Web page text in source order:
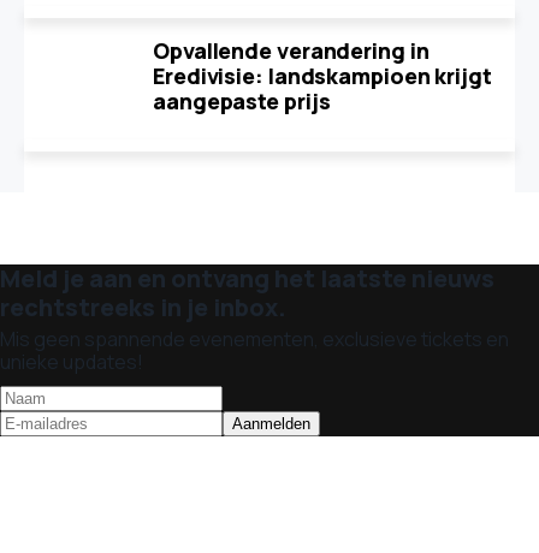
Opvallende verandering in
Eredivisie: landskampioen krijgt
aangepaste prijs
Meld je aan en ontvang het laatste nieuws
rechtstreeks in je inbox.
Mis geen spannende evenementen, exclusieve tickets en
unieke updates!